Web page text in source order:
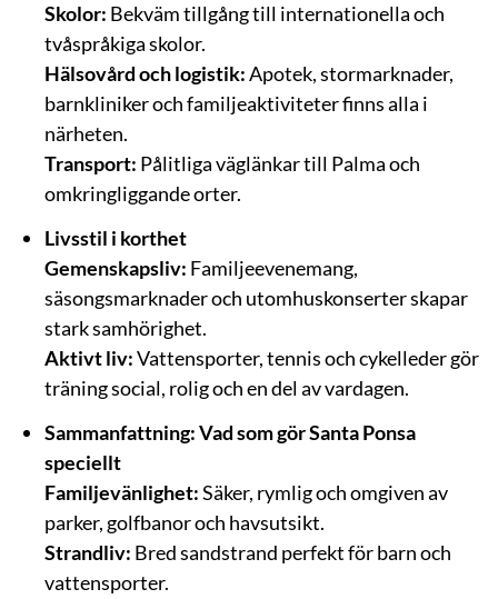
Skolor: Bekväm tillgång till internationella och
tvåspråkiga skolor.
Hälsovård och logistik:Apotek, stormarknader,
barnkliniker och familjeaktiviteter finns alla i
närheten.
Transport: Pålitliga väglänkar till Palma och
omkringliggande orter.
Livsstil i korthet
Gemenskapsliv: Familjeevenemang,
säsongsmarknader och utomhuskonserter skapar
stark samhörighet.
Aktivt liv:Vattensporter, tennis och cykelleder gör
träning social, rolig och en del av vardagen.
Sammanfattning: Vad som gör Santa Ponsa
speciellt
Familjevänlighet:Säker, rymlig och omgiven av
parker, golfbanor och havsutsikt.
Strandliv: Bred sandstrand perfekt för barn och
vattensporter.